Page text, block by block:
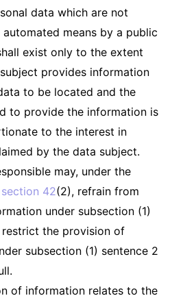
data which are not
means by a public
exist only to the extent
provides information
to be located and the
to provide the information is
to the interest in
by the data subject.
may, under the
section 42(2), refrain from
under subsection (1)
restrict the provision of
subsection (1) sentence 2
of information relates to the